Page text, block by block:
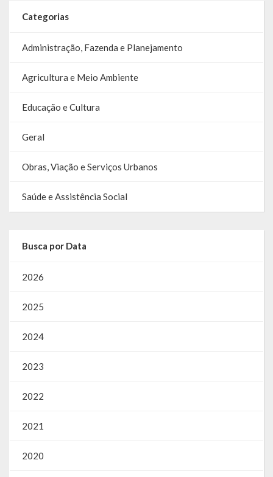
RREO
Publicações Diversas
Eleições Conselho Tutelar
Licitações
Transparência
Portal da Transparência
Contratos
Categorias
Administração, Fazenda e Planejamento
Agricultura e Meio Ambiente
Educação e Cultura
Geral
Obras, Viação e Serviços Urbanos
Saúde e Assistência Social
Busca por Data
2026
2025
2024
2023
2022
2021
2020